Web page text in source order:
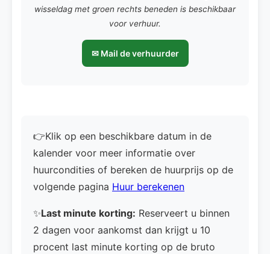
wisseldag met groen rechts beneden is beschikbaar
voor verhuur.
✉ Mail de verhuurder
👉Klik op een beschikbare datum in de
kalender voor meer informatie over
huurcondities of bereken de huurprijs op de
volgende pagina Huur berekenen
✨Last minute korting: Reserveert u binnen
2 dagen voor aankomst dan krijgt u 10
procent last minute korting op de bruto